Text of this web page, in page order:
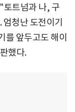
토트넘과 나, 구
청난 도전이기
를 앞두고도 해이
했다.